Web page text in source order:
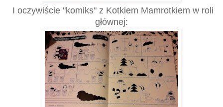
I oczywiście "komiks" z Kotkiem Mamrotkiem w roli
głównej: